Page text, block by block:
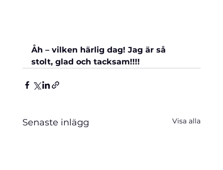
Åh – vilken härlig dag! Jag är så
stolt, glad och tacksam!!!!
Senaste inlägg Visa alla